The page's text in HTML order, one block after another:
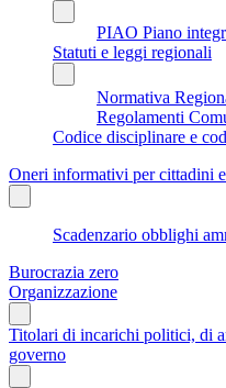
PIAO Piano
Statuti e leggi regionali
Normativa
Regolamenti
Codice disciplinare e
Oneri informativi per cittadini
Scadenzario obblighi
Burocrazia zero
Organizzazione
Titolari di incarichi politici, di
governo